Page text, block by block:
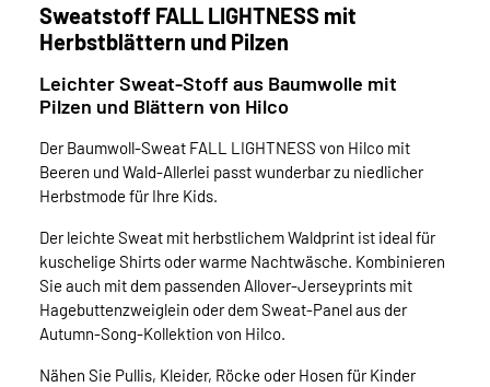
Sweatstoff FALL LIGHTNESS mit
Herbstblättern und Pilzen
Leichter Sweat-Stoff aus Baumwolle mit
Pilzen und Blättern von Hilco
Der Baumwoll-Sweat FALL LIGHTNESS von Hilco mit
Beeren und Wald-Allerlei passt wunderbar zu niedlicher
Herbstmode für Ihre Kids.
Der leichte Sweat mit herbstlichem Waldprint ist ideal für
kuschelige Shirts oder warme Nachtwäsche. Kombinieren
Sie auch mit dem passenden Allover-Jerseyprints mit
Hagebuttenzweiglein oder dem Sweat-Panel aus der
Autumn-Song-Kollektion von Hilco.
Nähen Sie Pullis, Kleider, Röcke oder Hosen für Kinder